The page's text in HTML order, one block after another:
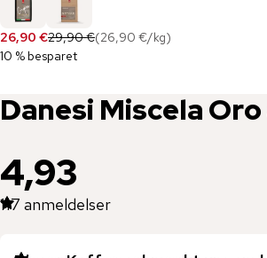
26,90 €29,90 €(26,90 €/kg)
10 % besparet
Danesi Miscela Oro
4,93
117 anmeldelser